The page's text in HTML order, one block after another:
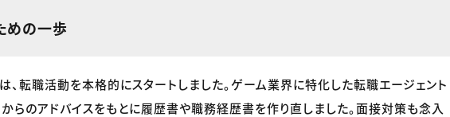
めの一歩
、転職活動を本格的にスタートしました。ゲーム業界に特化した転職エージェント
からのアドバイスをもとに履歴書や職務経歴書を作り直しました。面接対策も念入